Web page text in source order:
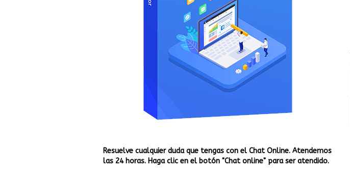
Resuelve cualquier duda que tengas con el Chat Online. Atendemos
las 24 horas. Haga clic en el botón "Chat online" para ser atendido.